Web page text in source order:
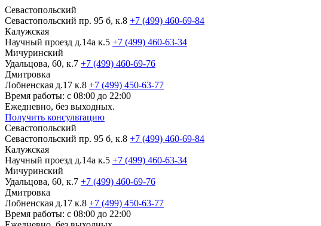
Севастопольский
Севастопольский пр. 95 б, к.8 +7 (499) 460-69-84
Калужская
Научный проезд д.14а к.5 +7 (499) 460-63-34
Мичуринский
Удальцова, 60, к.7 +7 (499) 460-69-76
Дмитровка
Лобненская д.17 к.8 +7 (499) 450-63-77
Время работы: с 08:00 до 22:00
Ежедневно, без выходных.
Получить консультацию
Севастопольский
Севастопольский пр. 95 б, к.8 +7 (499) 460-69-84
Калужская
Научный проезд д.14а к.5 +7 (499) 460-63-34
Мичуринский
Удальцова, 60, к.7 +7 (499) 460-69-76
Дмитровка
Лобненская д.17 к.8 +7 (499) 450-63-77
Время работы: с 08:00 до 22:00